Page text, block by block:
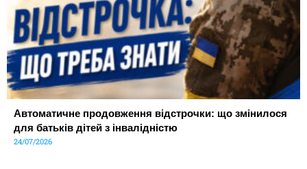
Автоматичне продовження відстрочки: що змінилося
для батьків дітей з інвалідністю
24/07/2026